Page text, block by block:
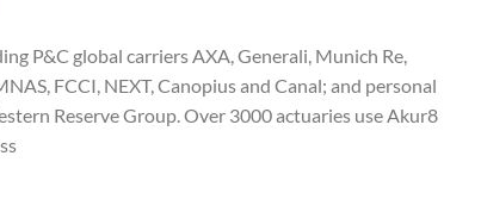
P&C global carriers AXA, Generali, Munich Re,
FCCI, NEXT, Canopius and Canal; and personal
Reserve Group. Over 3000 actuaries use Akur8